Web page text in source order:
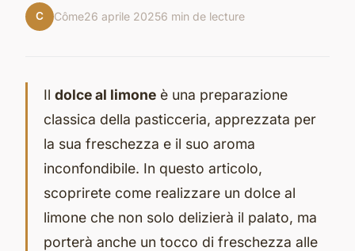
C Côme26 aprile 20256 min de lecture
Il dolce al limone è una preparazione
classica della pasticceria, apprezzata per
la sua freschezza e il suo aroma
inconfondibile. In questo articolo,
scoprirete come realizzare un dolce al
limone che non solo delizierà il palato, ma
porterà anche un tocco di freschezza alle